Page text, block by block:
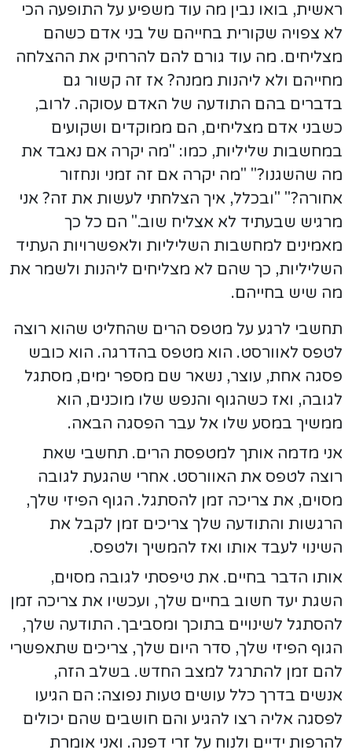
ראשית, בואו נבין מה עוד משפיע על התופעה הכי
לא צפויה שקורית בחייהם של בני אדם כשהם
מצליחים. מה עוד גורם להם להרחיק את ההצלחה
מחייהם ולא ליהנות ממנה? אז זה קשור גם
בדברים בהם התודעה של האדם עסוקה. לרוב,
כשבני אדם מצליחים, הם ממוקדים ושקועים
במחשבות שליליות, כמו: "מה יקרה אם נאבד את
מה שהשגנו?" "מה יקרה אם זה זמני ונחזור
אחורה?" "ובכלל, איך הצלחתי לעשות את זה? אני
מרגיש שבעתיד לא אצליח שוב." הם כל כך
מאמינים למחשבות השליליות ולאפשרויות העתיד
השליליות, כך שהם לא מצליחים ליהנות ולשמר את
מה שיש בחייהם.
תחשבי לרגע על מטפס הרים שהחליט שהוא רוצה
לטפס לאוורסט. הוא מטפס בהדרגה. הוא כובש
פסגה אחת, עוצר, נשאר שם מספר ימים, מסתגל
לגובה, ואז כשהגוף והנפש שלו מוכנים, הוא
ממשיך במסע שלו אל עבר הפסגה הבאה.
אני מדמה אותך למטפסת הרים. תחשבי שאת
רוצה לטפס את האוורסט. אחרי שהגעת לגובה
מסוים, את צריכה זמן להסתגל. הגוף הפיזי שלך,
הרגשות והתודעה שלך צריכים זמן לקבל את
השינוי לעבד אותו ואז להמשיך ולטפס.
אותו הדבר בחיים. את טיפסתי לגובה מסוים,
השגת יעד חשוב בחיים שלך, ועכשיו את צריכה זמן
להסתגל לשינויים בתוכך ומסביבך. התודעה שלך,
הגוף הפיזי שלך, סדר היום שלך, צריכים שתאפשרי
להם זמן להתרגל למצב החדש. בשלב הזה,
אנשים בדרך כלל עושים טעות נפוצה: הם הגיעו
לפסגה אליה רצו להגיע והם חושבים שהם יכולים
להרפות ידיים ולנוח על זרי דפנה. ואני אומרת